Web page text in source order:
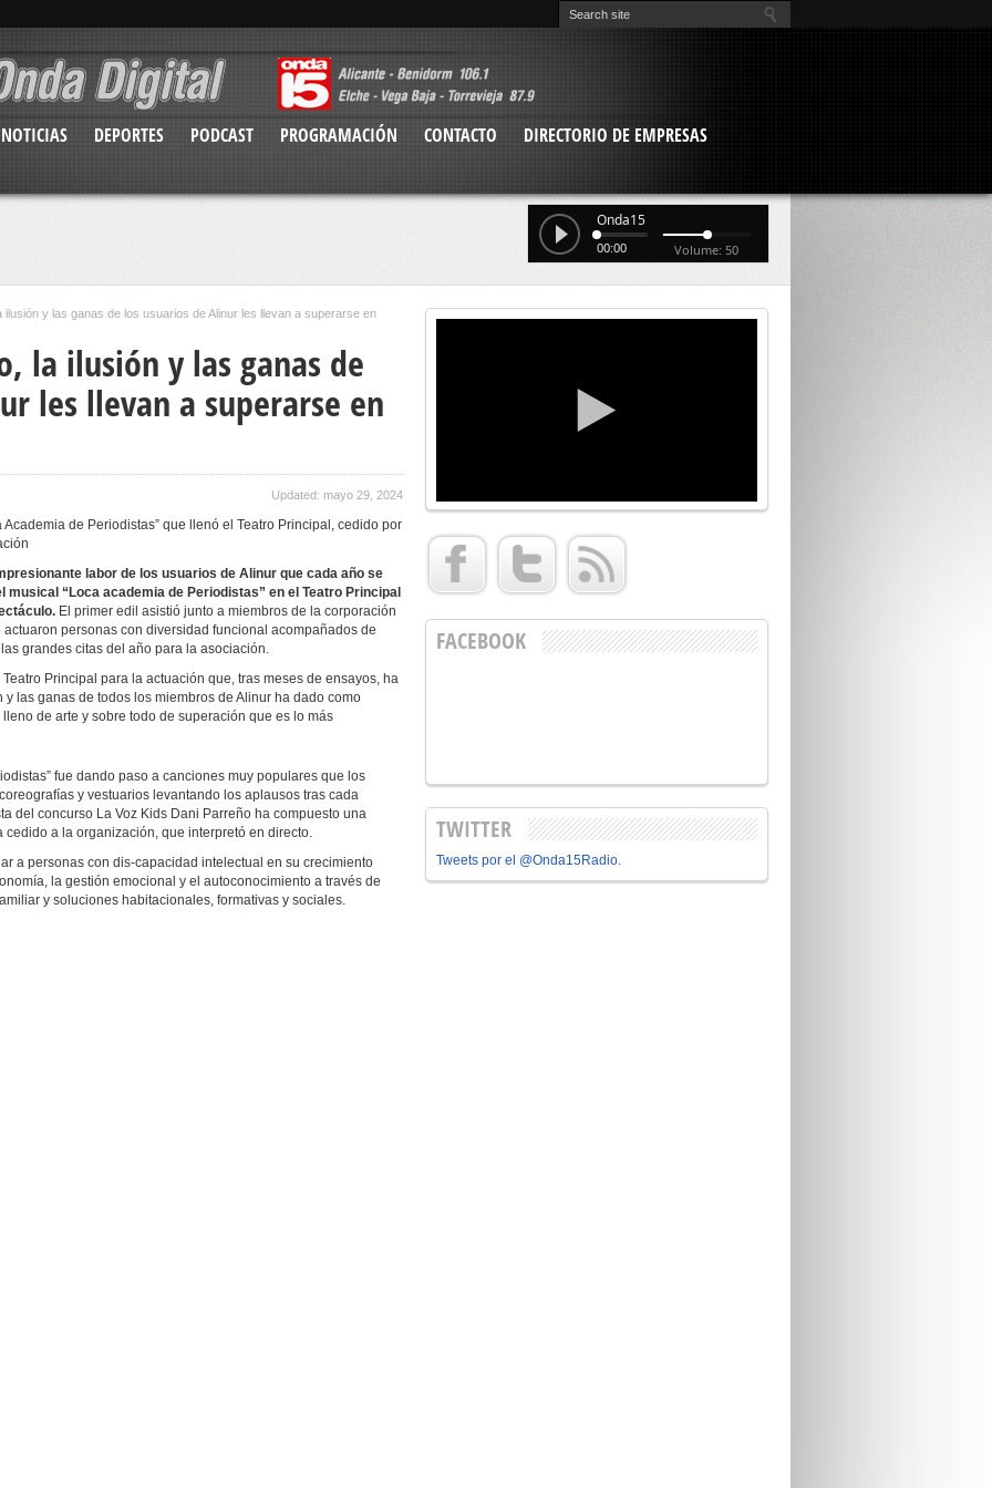
NOTICIAS DEPORTES PODCAST PROGRAMACIÓN CONTACTO DIRECTORIO DE EMPRESAS
Onda15
00:00 Volume: 50
ilusión y las ganas de los usuarios de Alinur les llevan a superarse en
la ilusión y las ganas de
les llevan a superarse en
Updated: mayo 29, 2024
de Periodistas” que llenó el Teatro Principal, cedido por
labor de los usuarios de Alinur que cada año se
“Loca academia de Periodistas” en el Teatro Principal
El primer edil asistió junto a miembros de la corporación
personas con diversidad funcional acompañados de
grandes citas del año para la asociación.
Principal para la actuación que, tras meses de ensayos, ha
las ganas de todos los miembros de Alinur ha dado como
de arte y sobre todo de superación que es lo más
fue dando paso a canciones muy populares que los
y vestuarios levantando los aplausos tras cada
del concurso La Voz Kids Dani Parreño ha compuesto una
a la organización, que interpretó en directo.
a personas con dis-capacidad intelectual en su crecimiento
la gestión emocional y el autoconocimiento a través de
y soluciones habitacionales, formativas y sociales.
FACEBOOK
TWITTER
Tweets por el @Onda15Radio.